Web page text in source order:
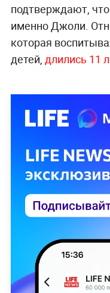
подтверждают,
именно Джоли.
которая
детей, длились 11